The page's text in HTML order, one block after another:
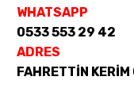
WHATSAPP
0533 553 29 42
ADRES
FAHRETTİN